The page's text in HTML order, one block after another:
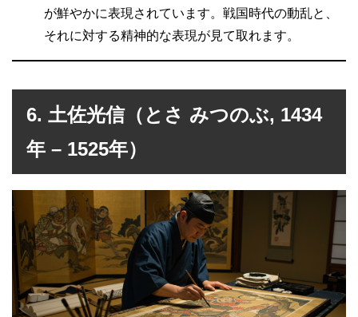
が鮮やかに表現されています。戦国時代の動乱と、
それに対する精神的な表現が見て取れます。
6. 土佐光信（とさ みつのぶ, 1434
年 – 1525年）